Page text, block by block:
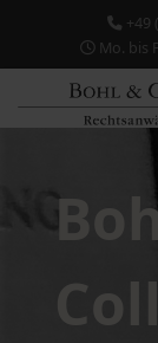
+49
Mo. bis